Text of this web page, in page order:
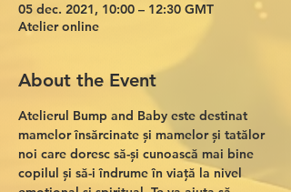
05 dec. 2021, 10:00 – 12:30 GMT
Atelier online
About the Event
Atelierul Bump and Baby este destinat
mamelor însărcinate și mamelor și tatălor
noi care doresc să-și cunoască mai bine
copilul și să-i îndrume în viață la nivel